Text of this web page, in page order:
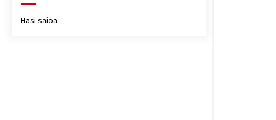
Hasi saioa